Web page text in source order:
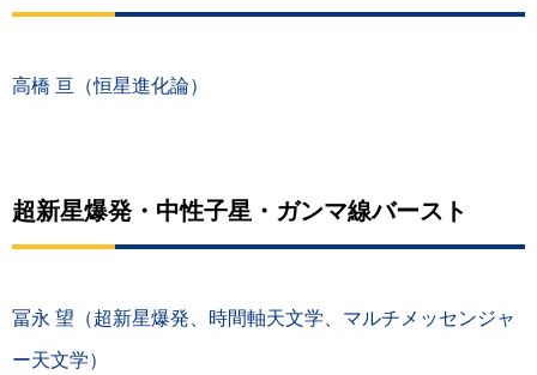
高橋 亘（恒星進化論）
超新星爆発・中性子星・ガンマ線バースト
冨永 望（超新星爆発、時間軸天文学、マルチメッセンジャ
ー天文学）